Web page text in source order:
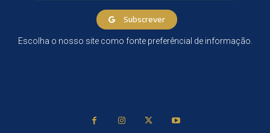
Subscrever
Escolha o nosso site como fonte preferêncial de informação.